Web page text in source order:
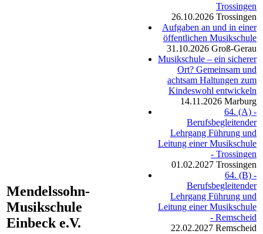
Mendelssohn-
Musikschule
Einbeck e.V.
Trossingen
26.10.2026 Trossingen
Aufgaben an und in einer
öffentlichen Musikschule
31.10.2026 Groß-Gerau
Musikschule – ein sicherer
Ort? Gemeinsam und
achtsam Haltungen zum
Kindeswohl entwickeln
14.11.2026 Marburg
64. (A) -
Berufsbegleitender
Lehrgang Führung und
Leitung einer Musikschule
- Trossingen
01.02.2027 Trossingen
64. (B) -
Berufsbegleitender
Lehrgang Führung und
Leitung einer Musikschule
- Remscheid
22.02.2027 Remscheid